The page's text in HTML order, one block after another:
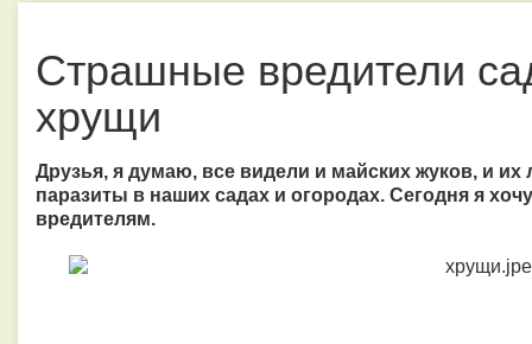
Страшные вредители
хрущи
Друзья, я думаю, все видели и майских жуков, и их
паразиты в наших садах и огородах. Сегодня я
вредителям.